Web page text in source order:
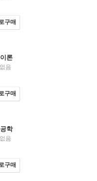
구매
론
음
구매
학
음
구매